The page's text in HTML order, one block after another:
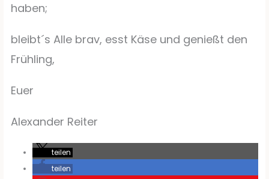
haben;
bleibt´s Alle brav, esst Käse und genießt den
Frühling,
Euer
Alexander Reiter
teilen
teilen